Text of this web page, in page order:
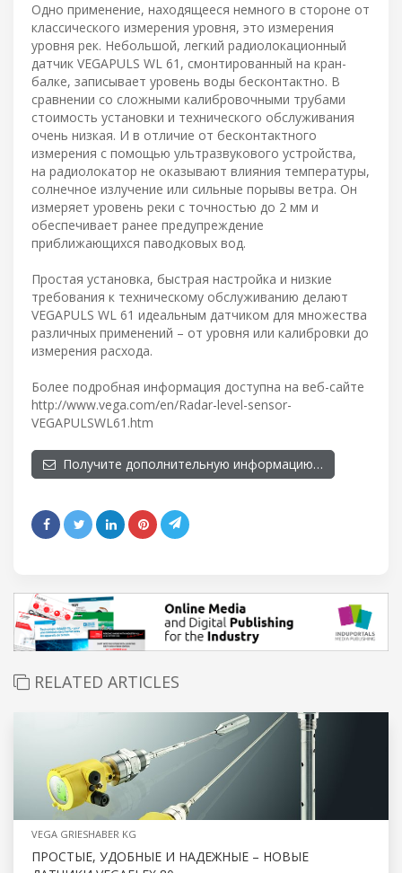
Одно применение, находящееся немного в стороне от
классического измерения уровня, это измерения
уровня рек. Небольшой, легкий радиолокационный
датчик VEGAPULS WL 61, смонтированный на кран-
балке, записывает уровень воды бесконтактно. В
сравнении со сложными калибровочными трубами
стоимость установки и технического обслуживания
очень низкая. И в отличие от бесконтактного
измерения с помощью ультразвукового устройства,
на радиолокатор не оказывают влияния температуры,
солнечное излучение или сильные порывы ветра. Он
измеряет уровень реки с точностью до 2 мм и
обеспечивает ранее предупреждение
приближающихся паводковых вод.
Простая установка, быстрая настройка и низкие
требования к техническому обслуживанию делают
VEGAPULS WL 61 идеальным датчиком для множества
различных применений – от уровня или калибровки до
измерения расхода.
Более подробная информация доступна на веб-сайте
http://www.vega.com/en/Radar-level-sensor-
VEGAPULSWL61.htm
Получите дополнительную информацию…
RELATED ARTICLES
VEGA GRIESHABER KG
ПРОСТЫЕ, УДОБНЫЕ И НАДЕЖНЫЕ – НОВЫЕ